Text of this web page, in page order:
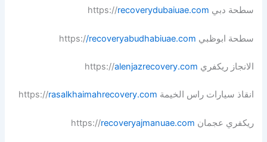
سطحة دبي https:// recoverydubaiuae.com
سطحة ابوظبي https:/ /recoveryabudhabiuae.com
الانجاز ريكفري https:// alenjazrecovery.com
انقاذ سيارات راس الخيمة https:// rasalkhaimahrecovery.com
ريكفري عجمان https:// recoveryajmanuae.com